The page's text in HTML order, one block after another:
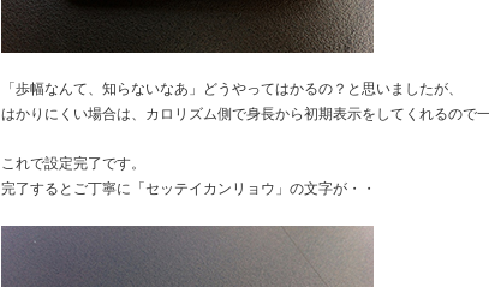
「歩幅なんて、知らないなあ」どうやってはかるの？と思いましたが、
はかりにくい場合は、カロリズム側で身長から初期表示をしてくれるので一
これで設定完了です。
完了するとご丁寧に「セッテイカンリョウ」の文字が・・